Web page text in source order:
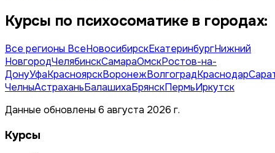
Курсы по психосоматике в городах:
Все регионы ВсеНовосибирскЕкатеринбургНижний
НовгородЧелябинскСамараОмскРостов-на-
ДонуУфаКрасноярскВоронежВолгоградКраснодар
ЧелныАстраханьБалашихаБрянскПермьИркутск
Данные обновлены 6 августа 2026 г.
Курсы